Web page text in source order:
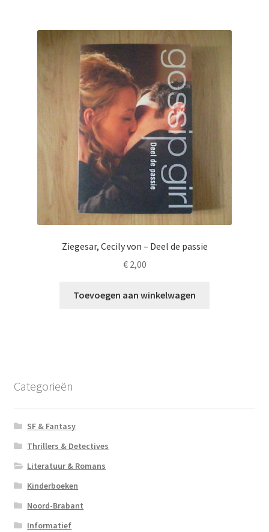
Ziegesar, Cecily von – Deel de passie
€2,00
Toevoegen aan winkelwagen
Categorieën
SF & Fantasy
Thrillers & Detectives
Literatuur & Romans
Kinderboeken
Noord-Brabant
Informatief